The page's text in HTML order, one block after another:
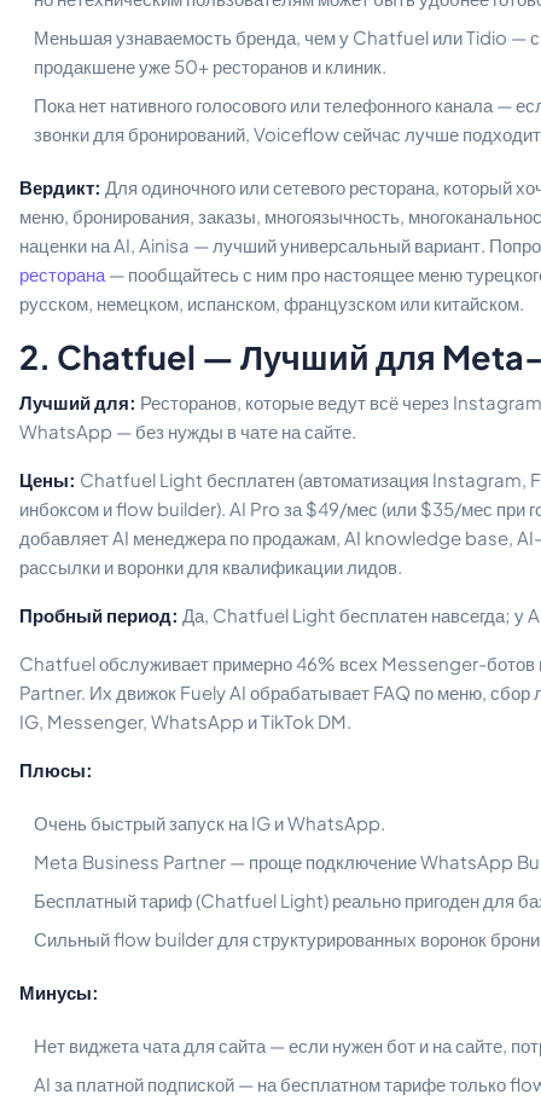
Меньшая узнаваемость бренда, чем у Chatfuel или Tidio —
продакшене уже 50+ ресторанов и клиник.
Пока нет нативного голосового или телефонного канала —
звонки для бронирований, Voiceflow сейчас лучше
Вердикт: Для одиночного или сетевого ресторана, который
меню, бронирования, заказы, многоязычность,
наценки на AI, Ainisa — лучший универсальный вариант.
ресторана — пообщайтесь с ним про настоящее меню
русском, немецком, испанском, французском или китайском.
2. Chatfuel — Лучший для
Лучший для: Ресторанов, которые ведут всё через
WhatsApp — без нужды в чате на сайте.
Цены: Chatfuel Light бесплатен (автоматизация
инбоксом и flow builder). AI Pro за $49/мес (или $35/мес при
добавляет AI менеджера по продажам, AI knowledge base,
рассылки и воронки для квалификации лидов.
Пробный период: Да, Chatfuel Light бесплатен навсегда; у
Chatfuel обслуживает примерно 46% всех Messenger-ботов
Partner. Их движок Fuely AI обрабатывает FAQ по меню, сбор
IG, Messenger, WhatsApp и TikTok DM.
Плюсы:
Очень быстрый запуск на IG и WhatsApp.
Meta Business Partner — проще подключение WhatsApp
Бесплатный тариф (Chatfuel Light) реально пригоден для
Сильный flow builder для структурированных воронок
Минусы:
Нет виджета чата для сайта — если нужен бот и на сайте,
AI за платной подпиской — на бесплатном тарифе только